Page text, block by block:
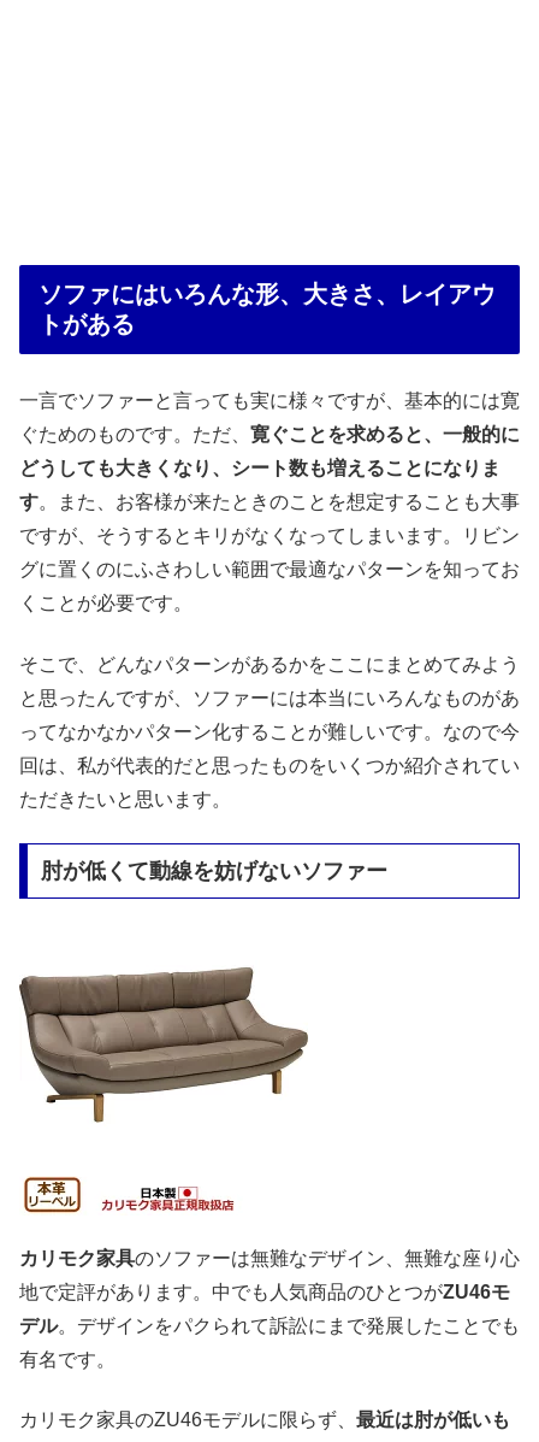
ソファにはいろんな形、大きさ、レイアウ
トがある
一言でソファーと言っても実に様々ですが、基本的には寛
ぐためのものです。ただ、 寛ぐことを求めると、一般的に
どうしても大きくなり、シート数も増えることになりま
す。また、お客様が来たときのことを想定することも大事
ですが、そうするとキリがなくなってしまいます。リビン
グに置くのにふさわしい範囲で最適なパターンを知ってお
くことが必要です。
そこで、どんなパターンがあるかをここにまとめてみよう
と思ったんですが、ソファーには本当にいろんなものがあ
ってなかなかパターン化することが難しいです。なので今
回は、私が代表的だと思ったものをいくつか紹介されてい
ただきたいと思います。
肘が低くて動線を妨げないソファー
カリモク家具のソファーは無難なデザイン、無難な座り心
地で定評があります。中でも人気商品のひとつがZU46モ
デル。デザインをパクられて訴訟にまで発展したことでも
有名です。
カリモク家具のZU46モデルに限らず、 最近は肘が低いも